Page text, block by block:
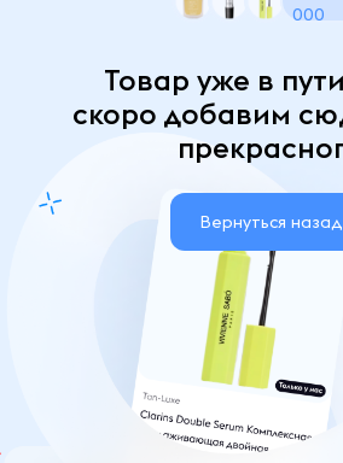
000
Товар уже в пути
скоро добавим
Вернуться назад